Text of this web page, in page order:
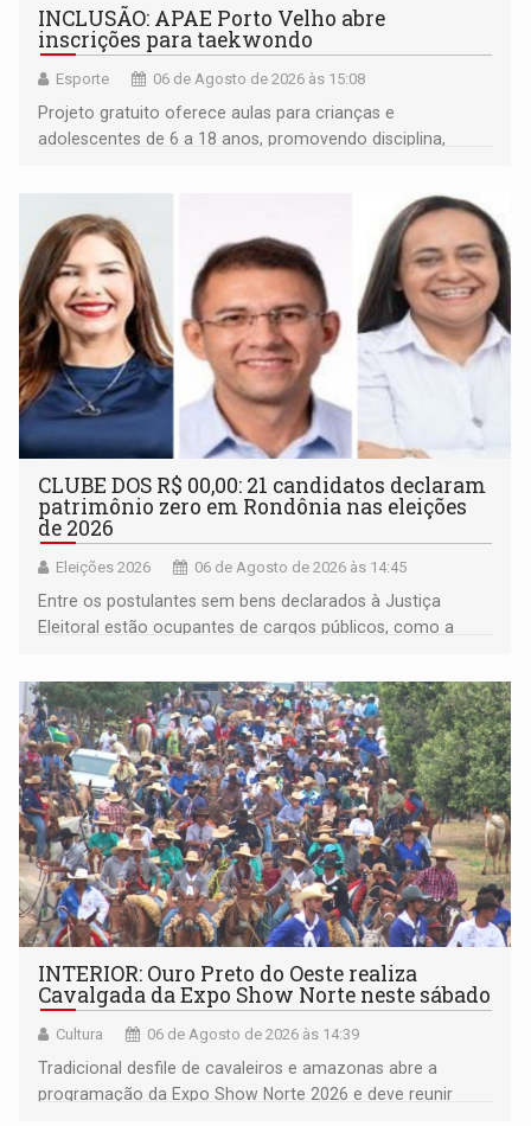
INCLUSÃO: APAE Porto Velho abre
inscrições para taekwondo
Esporte 06 de Agosto de 2026 às 15:08
Projeto gratuito oferece aulas para crianças e
adolescentes de 6 a 18 anos, promovendo disciplina,
CLUBE DOS R$ 00,00: 21 candidatos declaram
patrimônio zero em Rondônia nas eleições
de 2026
Eleições 2026 06 de Agosto de 2026 às 14:45
Entre os postulantes sem bens declarados à Justiça
Eleitoral estão ocupantes de cargos públicos, como a
Pedro Geovar (PP) e a vice-prefeita Magna dos Anjos
(NOVO)
INTERIOR: Ouro Preto do Oeste realiza
Cavalgada da Expo Show Norte neste sábado
Cultura 06 de Agosto de 2026 às 14:39
Tradicional desfile de cavaleiros e amazonas abre a
programação da Expo Show Norte 2026 e deve reunir